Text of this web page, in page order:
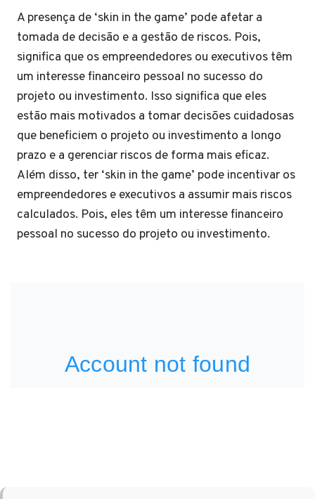
A presença de ‘skin in the game’ pode afetar a
tomada de decisão e a gestão de riscos. Pois,
significa que os empreendedores ou executivos têm
um interesse financeiro pessoal no sucesso do
projeto ou investimento. Isso significa que eles
estão mais motivados a tomar decisões cuidadosas
que beneficiem o projeto ou investimento a longo
prazo e a gerenciar riscos de forma mais eficaz.
Além disso, ter ‘skin in the game’ pode incentivar os
empreendedores e executivos a assumir mais riscos
calculados. Pois, eles têm um interesse financeiro
pessoal no sucesso do projeto ou investimento.